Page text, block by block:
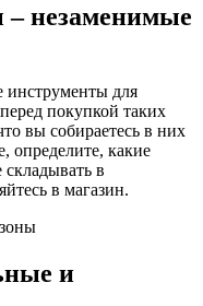
незаменимые
инструменты для
покупкой таких
вы собираетесь в них
определите, какие
складывать в
в магазин.
и